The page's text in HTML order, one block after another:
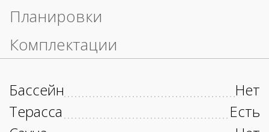
Планировки
Комплектации
Бассейн
Нет
Терасса
Есть